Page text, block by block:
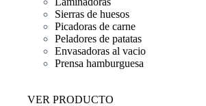
Sierras de huesos
Picadoras de carne
Peladores de patatas
Envasadoras al vacio
Prensa hamburguesa
VER PRODUCTO